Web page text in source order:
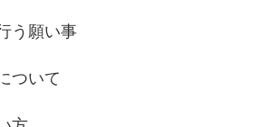
う願い事
ついて